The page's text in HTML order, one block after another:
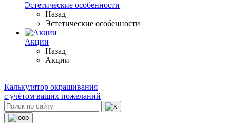
Эстетические особенности
Назад
Эстетические особенности
Акции
Назад
Акции
Калькулятор окрашивания
с учётом ваших пожеланий